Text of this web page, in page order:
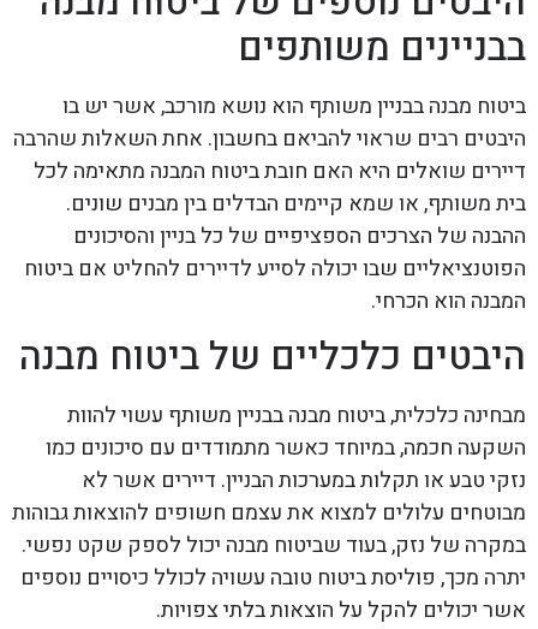
בבניינים משותפים
ביטוח מבנה בבניין משותף הוא נושא מורכב, אשר יש בו
היבטים רבים שראוי להביאם בחשבון. אחת השאלות שהרבה
דיירים שואלים היא האם חובת ביטוח המבנה מתאימה לכל
בית משותף, או שמא קיימים הבדלים בין מבנים שונים.
ההבנה של הצרכים הספציפיים של כל בניין והסיכונים
הפוטנציאליים שבו יכולה לסייע לדיירים להחליט אם ביטוח
המבנה הוא הכרחי.
היבטים כלכליים של ביטוח מבנה
מבחינה כלכלית, ביטוח מבנה בבניין משותף עשוי להוות
השקעה חכמה, במיוחד כאשר מתמודדים עם סיכונים כמו
נזקי טבע או תקלות במערכות הבניין. דיירים אשר לא
מבוטחים עלולים למצוא את עצמם חשופים להוצאות גבוהות
במקרה של נזק, בעוד שביטוח מבנה יכול לספק שקט נפשי.
יתרה מכך, פוליסת ביטוח טובה עשויה לכולל כיסויים נוספים
אשר יכולים להקל על הוצאות בלתי צפויות.